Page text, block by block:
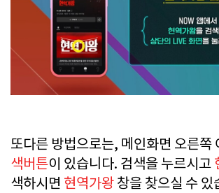
또다른 방법으로는, 메인화면 오른쪽
색버튼이 있습니다. 검색을 누르시고
색하시면 현역가왕 창을 찾으실 수 있